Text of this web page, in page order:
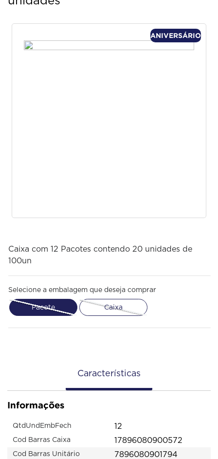
ANIVERSÁRIO
Caixa com 12 Pacotes contendo 20 unidades de
100un
Selecione a embalagem que deseja comprar
Pacote Caixa
Características
Informações
QtdUndEmbFech 12
Cod Barras Caixa 17896080900572
Cod Barras Unitário 7896080901794